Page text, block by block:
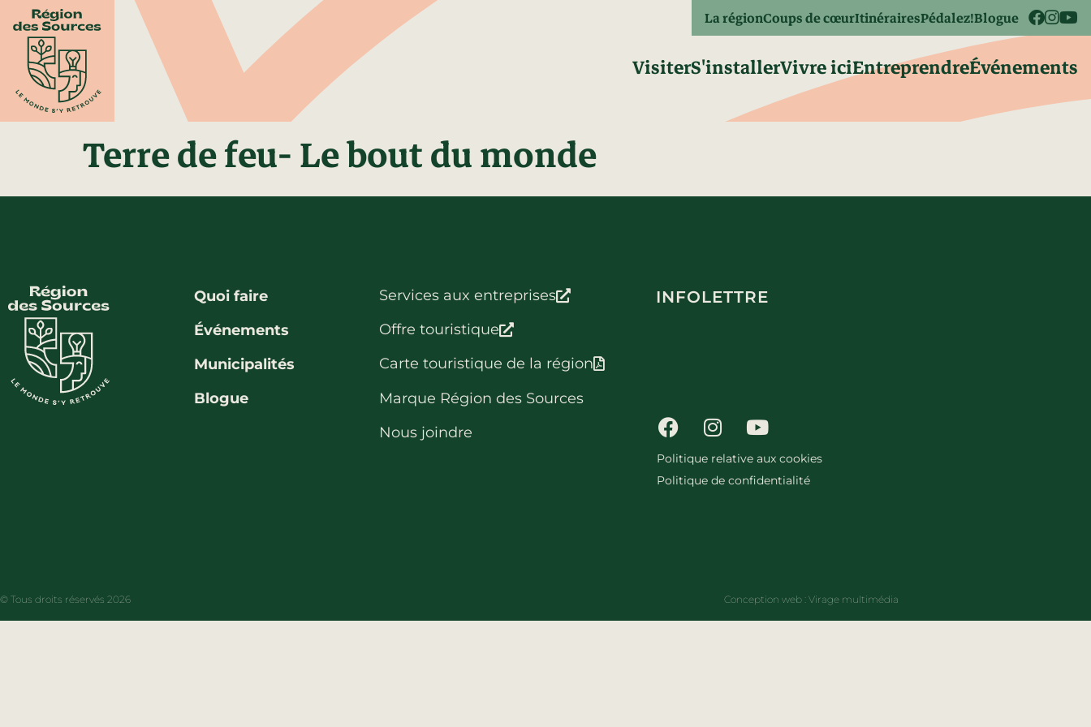
La régionCoups de cœurItinérairesPédalez!Blogue
VisiterS'installerVivre iciEntreprendreÉvénements
Terre de feu- Le bout du monde
Quoi faire
Événements
Municipalités
Blogue
Services aux entreprises
Offre touristique
Carte touristique de la région
Marque Région des Sources
Nous joindre
INFOLETTRE
Politique relative aux cookies
Politique de confidentialité
© Tous droits réservés 2026 Conception web : Virage multimédia